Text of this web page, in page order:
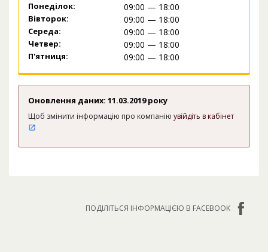
Понеділок: 09:00 — 18:00
Вівторок: 09:00 — 18:00
Середа: 09:00 — 18:00
Четвер: 09:00 — 18:00
П'ятниця: 09:00 — 18:00
Оновлення даних: 11.03.2019 року
Щоб змінити інформацію про компанію увійдіть в кабінет
ПОДІЛІТЬСЯ ІНФОРМАЦІЄЮ В FACEBOOK